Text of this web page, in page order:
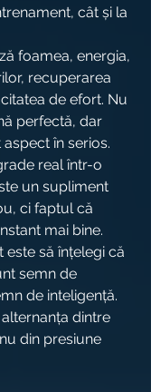
cât și la
foamea, energia,
recuperarea
de efort. Nu
perfectă, dar
în serios.
real într-o
un supliment
ci faptul că
mai bine.
să înțelegi că
semn de
de inteligență.
dintre
din presiune